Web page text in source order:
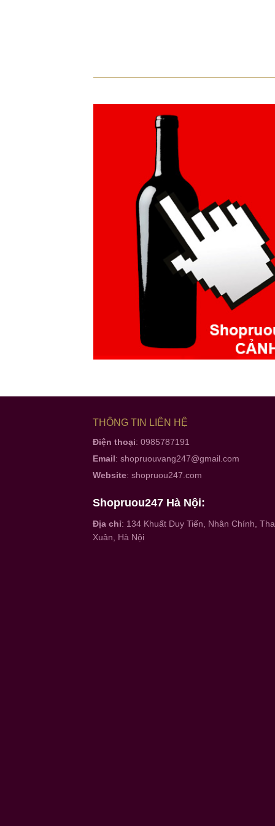
THÔNG TIN LIÊN HỆ
Điện thoại: 0985787191
Email: shopruouvang247@gmail.com
Website: shopruou247.com
Shopruou247 Hà Nội:
Địa chỉ: 134 Khuất Duy Tiến, Nhân Chính,
Xuân, Hà Nội